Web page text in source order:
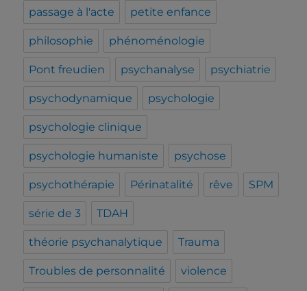
passage à l'acte petite enfance
philosophie phénoménologie
Pont freudien psychanalyse psychiatrie
psychodynamique psychologie
psychologie clinique
psychologie humaniste psychose
psychothérapie Périnatalité rêve SPM
série de 3 TDAH
théorie psychanalytique Trauma
Troubles de personnalité violence